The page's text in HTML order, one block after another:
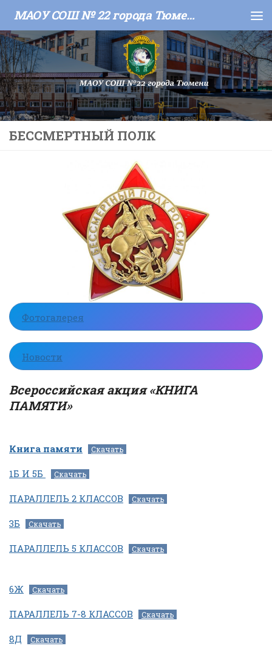
Skip to content МАОУ СОШ № 22 города Тюмени
БЕССМЕРТНЫЙ ПОЛК
Фотогалерея
Новости
Всероссийская акция «КНИГА
ПАМЯТИ»
Книга памяти Скачать
1Б И 5Б Скачать
ПАРАЛЛЕЛЬ 2 КЛАССОВ Скачать
3Б Скачать
ПАРАЛЛЕЛЬ 5 КЛАССОВ Скачать
6Ж Скачать
ПАРАЛЛЕЛЬ 7-8 КЛАССОВ Скачать
8Д Скачать